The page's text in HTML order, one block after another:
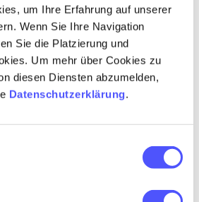
um Ihre Erfahrung auf unserer
Wenn Sie Ihre Navigation
Sie die Platzierung und
Um mehr über Cookies zu
diesen Diensten abzumelden,
Datenschutzerklärung.
ihre Lebensumstände zu
Zeichen unserer
jene, die nicht auf der
geboren worden
Erfolg teilhaben zu lassen.
FÜR DIE SPECIAL
die